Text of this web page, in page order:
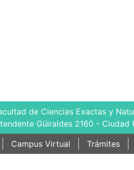
de Ciencias Exactas y
Güiraldes 2160 -
Campus Virtual Trámites